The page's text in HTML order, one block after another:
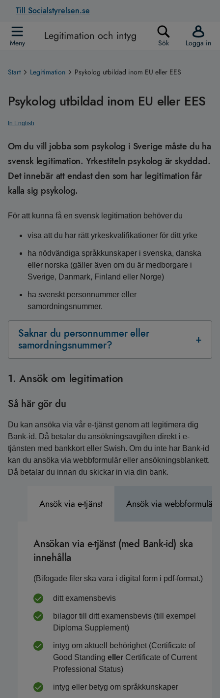
Till Socialstyrelsen.se
Meny Legitimation och intyg Sök Logga in
Start Legitimation Psykolog utbildad inom EU eller EES
Psykolog utbildad inom EU eller EES
In English
Om du vill jobba som psykolog i Sverige måste du ha
svensk legitimation. Yrkestiteln psykolog är skyddad.
Det innebär att endast den som har legitimation får
kalla sig psykolog.
För att kunna få en svensk legitimation behöver du
visa att du har rätt yrkeskvalifikationer för ditt yrke
ha nödvändiga språkkunskaper i svenska, danska
eller norska (gäller även om du är medborgare i
Sverige, Danmark, Finland eller Norge)
ha svenskt personnummer eller
samordningsnummer.
Saknar du personnummer eller
samordningsnummer?
1. Ansök om legitimation
Så här gör du
Du kan ansöka via vår e‑tjänst genom att legitimera dig
Bank‑id. Då betalar du ansökningsavgiften direkt i e-
tjänsten med bankkort eller Swish. Om du inte har Bank-id
kan du ansöka via webbformulär eller ansökningsblankett.
Då betalar du innan du skickar in via din bank.
Ansök via e-tjänst Ansök via webbformulär
Ansökan via e-tjänst (med Bank-id) ska
innehålla
(Bifogade filer ska vara i digital form i pdf-format.)
ditt examensbevis
bilagor till ditt examensbevis (till exempel
Diploma Supplement)
intyg om aktuell behörighet (Certificate of
Good Standing eller Certificate of Current
Professional Status)
intyg eller betyg om språkkunskaper